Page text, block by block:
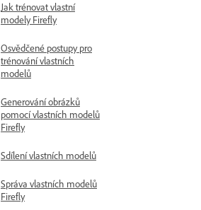
Jak trénovat vlastní
modely Firefly
Osvědčené postupy pro
trénování vlastních
modelů
Generování obrázků
pomocí vlastních modelů
Firefly
Sdílení vlastních modelů
Správa vlastních modelů
Firefly